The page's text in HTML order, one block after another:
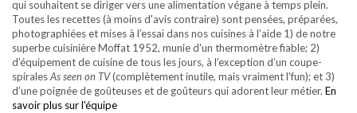
qui souhaitent se diriger vers une alimentation végane à temps plein.
Toutes les recettes (à moins d'avis contraire) sont pensées, préparées,
photographiées et mises à l’essai dans nos cuisines à l’aide 1) de notre
superbe cuisinière Moffat 1952, munie d'un thermomètre fiable; 2)
d’équipement de cuisine de tous les jours, à l’exception d’un coupe-
spiralesAs seen on TV(complètement inutile, mais vraiment l'fun); et 3)
d’une poignée de goûteuses et de goûteurs qui adorent leur métier. En
savoir plus sur l'équipe